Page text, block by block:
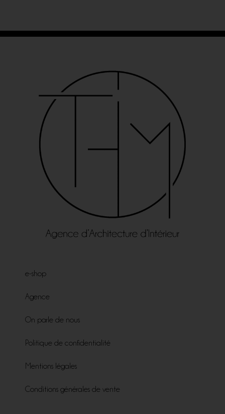
e-shop
Agence
On parle de nous
Politique de confidentialité
Mentions légales
Conditions générales de vente